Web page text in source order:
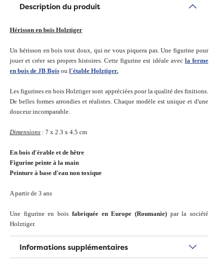
Description du produit
Hérisson en bois Holztiger
Un hérisson en bois tout doux, qui ne vous piquera pas. Une figurine pour
jouer et créer ses propres histoires. Cette figurine est idéale avec la ferme
en bois de JB Bois ou l'étable Holztiger.
Les figurines en bois Holztiger sont appréciées pour la qualité des finitions.
De belles formes arrondies et réalistes. Chaque modèle est unique et d'une
douceur incomparable.
Dimensions : 7 x 2.3 x 4.5 cm
En bois d'érable et de hêtre
Figurine peinte à la main
Peinture à base d'eau non toxique
A partir de 3 ans
Une figurine en bois fabriquée en Europe (Roumanie)par la société
Holztiger.
Informations supplémentaires